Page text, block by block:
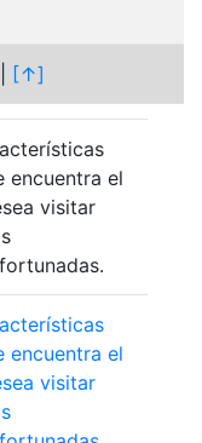
[↑]
encuentra el
visitar
encuentra el
visitar